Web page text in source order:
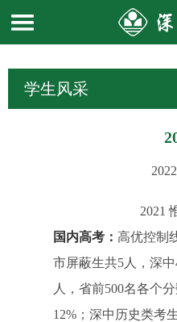
学生风采
2021
国内高考： 高优控制
市屏蔽生共5 人，深中
人，省前500名各个
12% ；深中历史类考